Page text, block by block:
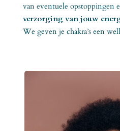
van eventuele opstoppingen
verzorging van jouw
We geven je chakra’s een